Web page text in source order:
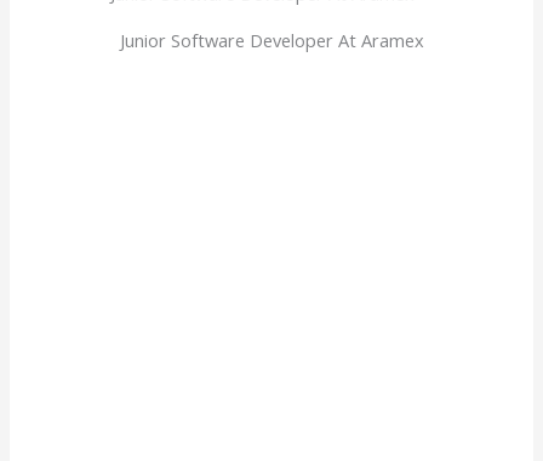
Junior Software Developer At Aramex